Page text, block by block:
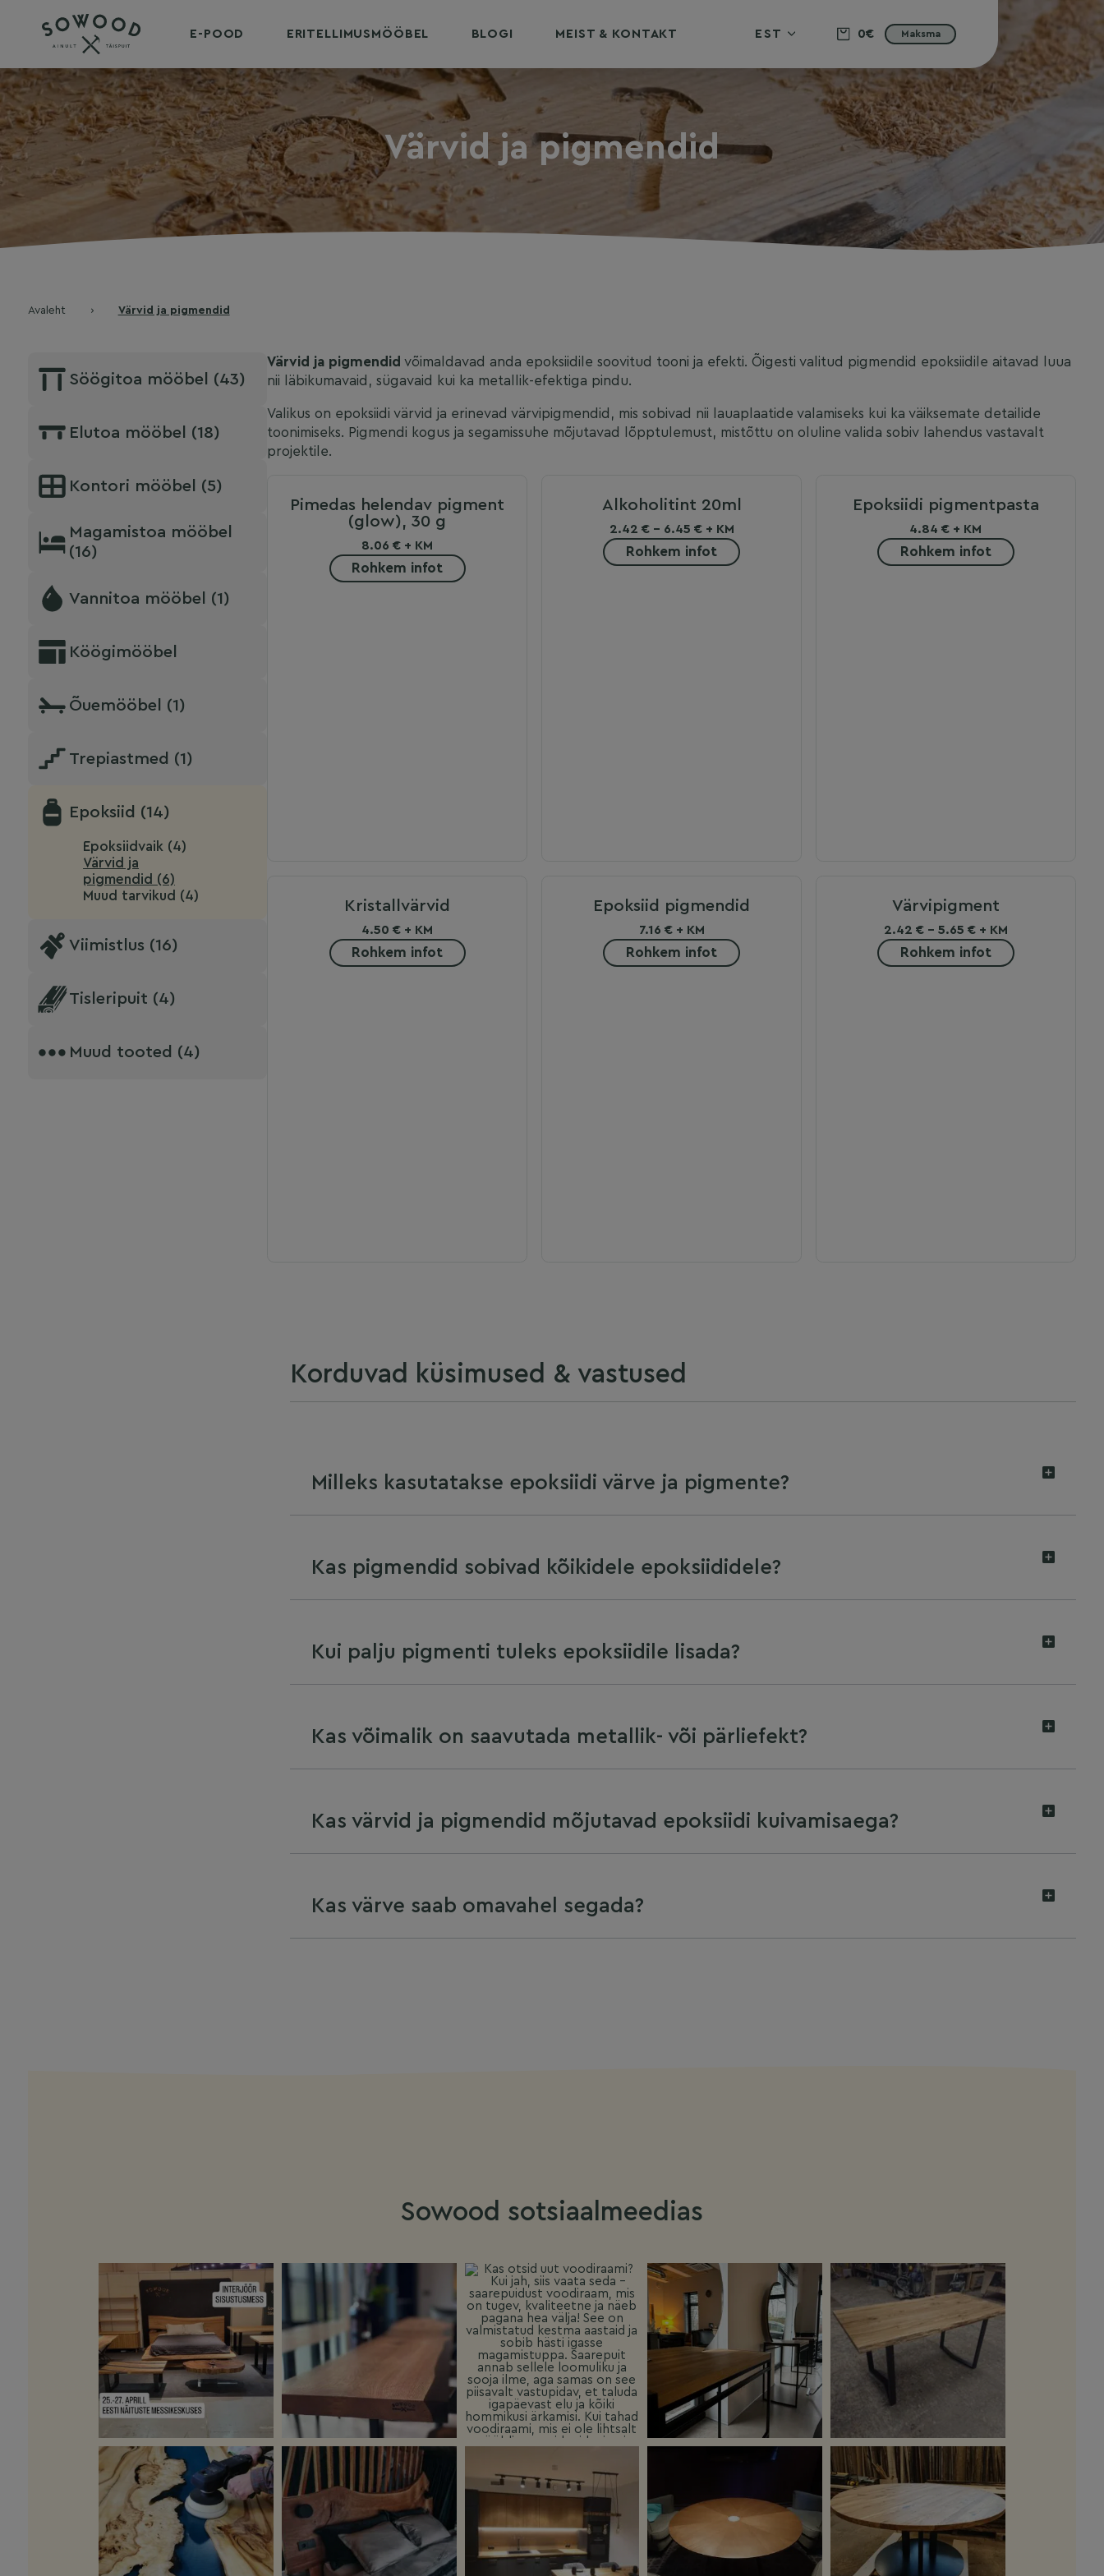
E-POOD ERITELLIMUSMÖÖBEL BLOGI MEIST & KONTAKT EST 0€ Maksma
Värvid ja pigmendid
Avaleht › Värvid ja pigmendid
Söögitoa mööbel (43)
Elutoa mööbel (18)
Kontori mööbel (5)
Magamistoa mööbel
(16)
Vannitoa mööbel (1)
Köögimööbel
Õuemööbel (1)
Trepiastmed (1)
Epoksiid (14)
Epoksiidvaik (4)
Värvid ja
pigmendid (6)
Muud tarvikud (4)
Viimistlus (16)
Tisleripuit (4)
Muud tooted (4)
Värvid ja pigmendid võimaldavad anda epoksiidile soovitud tooni ja efekti. Õigesti valitud pigmendid epoksiidile aitavad luua
nii läbikumavaid, sügavaid kui ka metallik-efektiga pindu.
Valikus on epoksiidi värvid ja erinevad värvipigmendid, mis sobivad nii lauaplaatide valamiseks kui ka väiksemate detailide
toonimiseks. Pigmendi kogus ja segamissuhe mõjutavad lõpptulemust, mistõttu on oluline valida sobiv lahendus vastavalt
projektile.
Pimedas helendav pigment
(glow), 30 g
8.06 € + KM
Rohkem infot
Alkoholitint 20ml
2.42 € - 6.45 € + KM
Rohkem infot
Epoksiidi pigmentpasta
4.84 € + KM
Rohkem infot
Kristallvärvid
4.50 € + KM
Rohkem infot
Epoksiid pigmendid
7.16 € + KM
Rohkem infot
Värvipigment
2.42 € - 5.65 € + KM
Rohkem infot
Korduvad küsimused & vastused
Milleks kasutatakse epoksiidi värve ja pigmente?
Kas pigmendid sobivad kõikidele epoksiididele?
Kui palju pigmenti tuleks epoksiidile lisada?
Kas võimalik on saavutada metallik- või pärliefekt?
Kas värvid ja pigmendid mõjutavad epoksiidi kuivamisaega?
Kas värve saab omavahel segada?
Sowood sotsiaalmeedias